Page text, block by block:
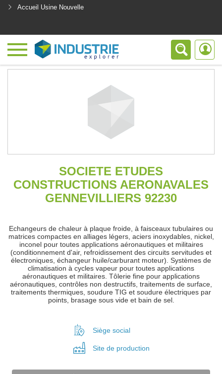
Accueil Usine Nouvelle
SOCIETE ETUDES
CONSTRUCTIONS AERONAVALES
GENNEVILLIERS 92230
Echangeurs de chaleur à plaque froide, à faisceaux tubulaires ou
matrices compactes en alliages légers, aciers inoxydables, nickel,
inconel pour toutes applications aéronautiques et militaires
(conditionnement d'air, refroidissement des circuits servitudes et
électroniques, échangeur huile/carburant moteur). Systèmes de
climatisation à cycles vapeur pour toutes applications
aéronautiques et militaires. Tôlerie fine pour applications
aéronautiques, contrôles non destructifs, traitements de surface,
traitements thermiques, soudure TIG et soudure électriques par
points, brasage sous vide et bain de sel.
Siège social
Site de production